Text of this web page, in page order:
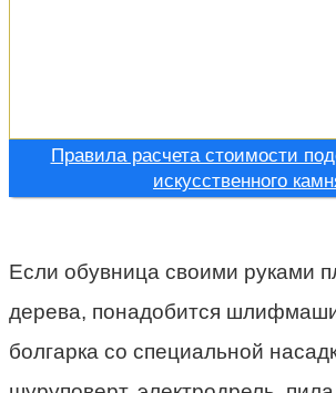
Правила расчета стоимости
искусственного
Если обувница своими руками
дерева, понадобится
болгарка со специальной